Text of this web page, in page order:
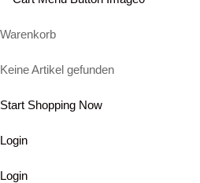
Warenkorb
Keine Artikel gefunden
Start Shopping Now
Login
Login